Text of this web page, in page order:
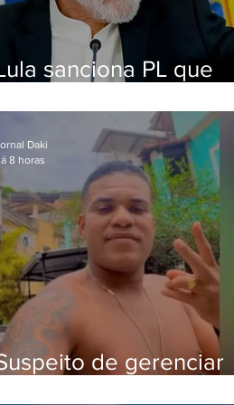
sanciona PL que
contra crianças
de gerenciar
Daki
8 horas